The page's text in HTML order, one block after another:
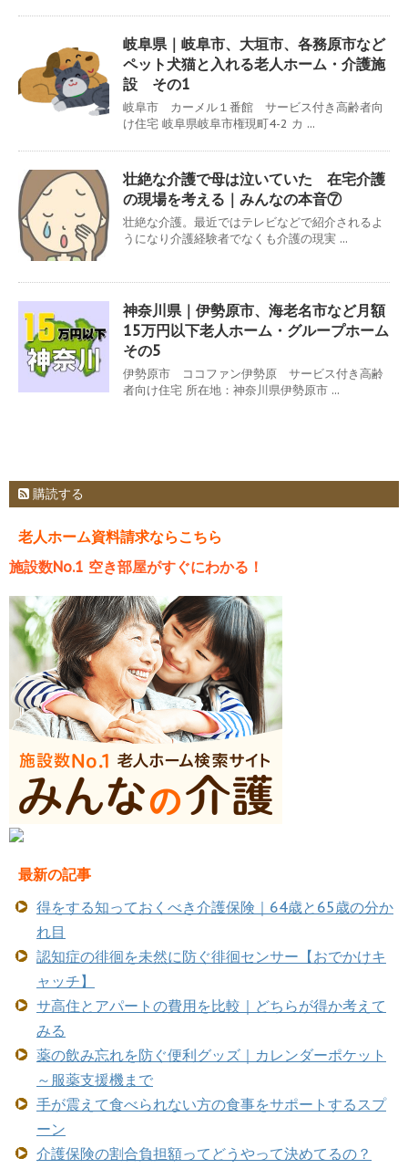
岐阜県｜岐阜市、大垣市、各務原市など
ペット犬猫と入れる老人ホーム・介護施
設 その1
岐阜市 カーメル１番館 サービス付き高齢者向
け住宅 岐阜県岐阜市権現町4-2 カ ...
壮絶な介護で母は泣いていた 在宅介護
の現場を考える｜みんなの本音⑦
壮絶な介護。最近ではテレビなどで紹介されるよ
うになり介護経験者でなくも介護の現実 ...
神奈川県｜伊勢原市、海老名市など月額
15万円以下老人ホーム・グループホーム
その5
伊勢原市 ココファン伊勢原 サービス付き高齢
者向け住宅 所在地：神奈川県伊勢原市 ...
購読する
老人ホーム資料請求ならこちら
施設数No.1 空き部屋がすぐにわかる！
最新の記事
得をする知っておくべき介護保険｜64歳と65歳の分か
れ目
認知症の徘徊を未然に防ぐ徘徊センサー【おでかけキ
ャッチ】
サ高住とアパートの費用を比較｜どちらが得か考えて
みる
薬の飲み忘れを防ぐ便利グッズ｜カレンダーポケット
～服薬支援機まで
手が震えて食べられない方の食事をサポートするスプ
ーン
介護保険の割合負担額ってどうやって決めてるの？